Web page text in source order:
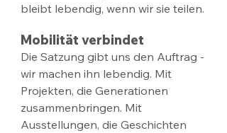
bleibt lebendig, wenn wir sie teilen.
Mobilität verbindet
Die Satzung gibt uns den Auftrag -
wir machen ihn lebendig. Mit
Projekten, die Generationen
zusammenbringen. Mit
Ausstellungen, die Geschichten